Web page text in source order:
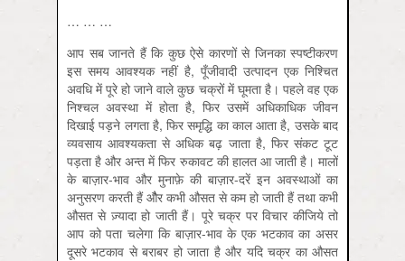
… … …
आप सब जानते हैं कि कुछ ऐसे कारणों से जिनका स्पष्टीकरण
इस समय आवश्यक नहीं है, पूँजीवादी उत्पादन एक निश्चित
अवधि में पूरे हो जाने वाले कुछ चक्रों में घूमता है। पहले वह एक
निश्चल अवस्था में होता है, फिर उसमें अधिकाधिक जीवन
दिखाई पड़ने लगता है, फिर समृद्धि का काल आता है, उसके बाद
व्यवसाय आवश्यकता से अधिक बढ़ जाता है, फिर संकट टूट
पड़ता है और अन्त में फिर रुकावट की हालत आ जाती है। मालों
के बाज़ार-भाव और मुनाफ़े की बाज़ार-दरें इन अवस्थाओं का
अनुसरण करती हैं औैर कभी औसत से कम हो जाती हैं तथा कभी
औसत से ज़्यादा हो जाती हैं। पूरे चक्र पर विचार कीजिये तो
आप को पता चलेगा कि बाज़ार-भाव के एक भटकाव का असर
दूसरे भटकाव से बराबर हो जाता है और यदि चक्र का औसत